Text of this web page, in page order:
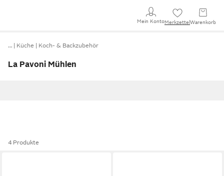
Mein KontoMerkzettel Warenkorb
… Küche Koch- & Backzubehör
La Pavoni Mühlen
4 Produkte